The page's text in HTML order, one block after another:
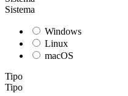
Sistema
Windows
Linux
macOS
Tipo
Tipo